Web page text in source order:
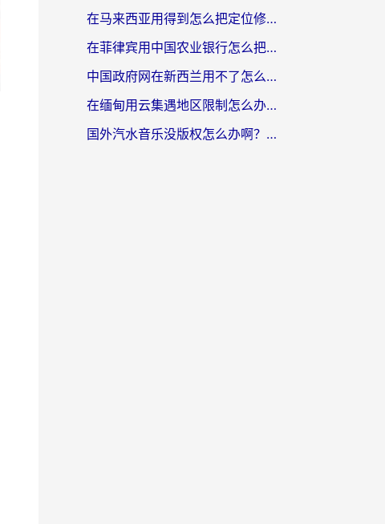
在马来西亚用得到怎么把定位修改到中国国内？留学生亲测有效的追剧看片攻略
在菲律宾用中国农业银行怎么把定位修改到中国国内？海外华人必看的数字生活解决方案
中国政府网在新西兰用不了怎么办？海外华人追剧看新闻的实用指南
在缅甸用云集遇地区限制怎么办？海外党亲测有效解决方案来了！
国外汽水音乐没版权怎么办啊？留学生亲测有效的回国加速攻略